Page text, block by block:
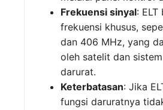
Frekuensi sinyal:
frekuensi khusus,
dan 406 MHz, yang
oleh satelit dan
darurat.
Keterbatasan: Jika
fungsi daruratnya